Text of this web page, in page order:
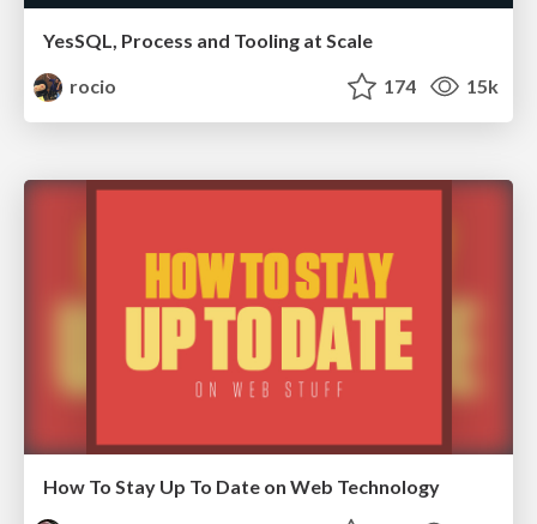
YesSQL, Process and Tooling at Scale
rocio
174 15k
How To Stay Up To Date on Web Technology